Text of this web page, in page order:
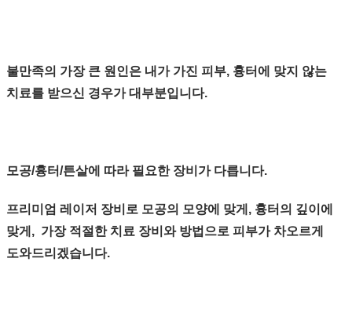
불만족의 가장 큰 원인은 내가 가진 피부, 흉터에 맞지 않는
치료를 받으신 경우가 대부분입니다.
모공/흉터/튼살에 따라 필요한 장비가 다릅니다.
프리미엄 레이저 장비로 모공의 모양에 맞게, 흉터의 깊이에
맞게, 가장 적절한 치료 장비와 방법으로 피부가 차오르게
도와드리겠습니다.